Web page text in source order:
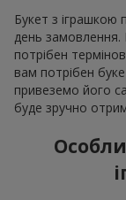
Букет з
день
потрібен
вам потрібен
привеземо його
буде зручно